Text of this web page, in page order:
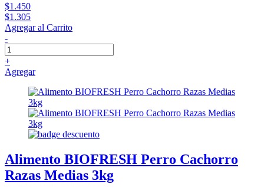
$1.450
$1.305
Agregar al Carrito
-
+
Agregar
Alimento BIOFRESH Perro Cachorro
Razas Medias 3kg